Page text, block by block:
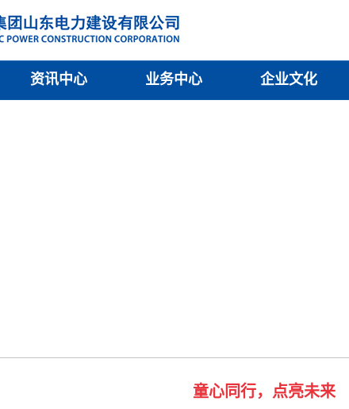
资讯中心 业务中心 企业文化
童心同行，点亮未来